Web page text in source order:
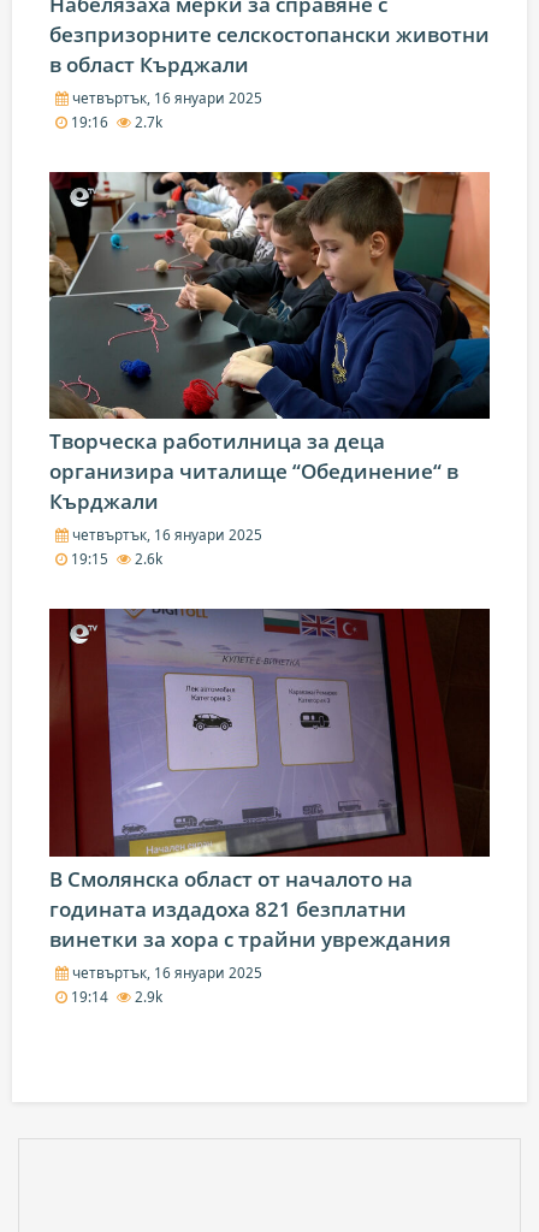
безпризорните селскостопански животни
в област Кърджали
четвъртък, 16 януари 2025
19:16
2.7k
Творческа работилница за деца
организира читалище “Обединение“ в
Кърджали
четвъртък, 16 януари 2025
19:15
2.6k
В Смолянска област от началото на
годината издадоха 821 безплатни
винетки за хора с трайни увреждания
четвъртък, 16 януари 2025
19:14
2.9k